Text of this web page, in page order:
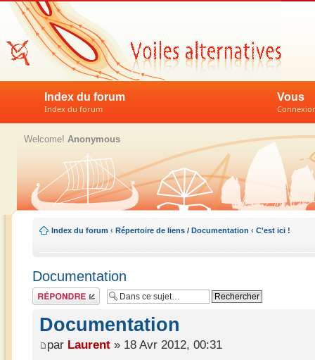
Index du forum
Index du forum
Vous
Welcome! Anonymous
Index du forum ‹ Répertoire de liens / Documentation ‹ C'est ici !
Documentation
Répondre
Documentation
par Laurent » 18 Avr 2012, 00:31